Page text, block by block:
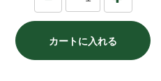
カートに入れる